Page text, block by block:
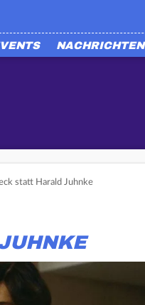
NACHRICHTEN
statt Harald Juhnke